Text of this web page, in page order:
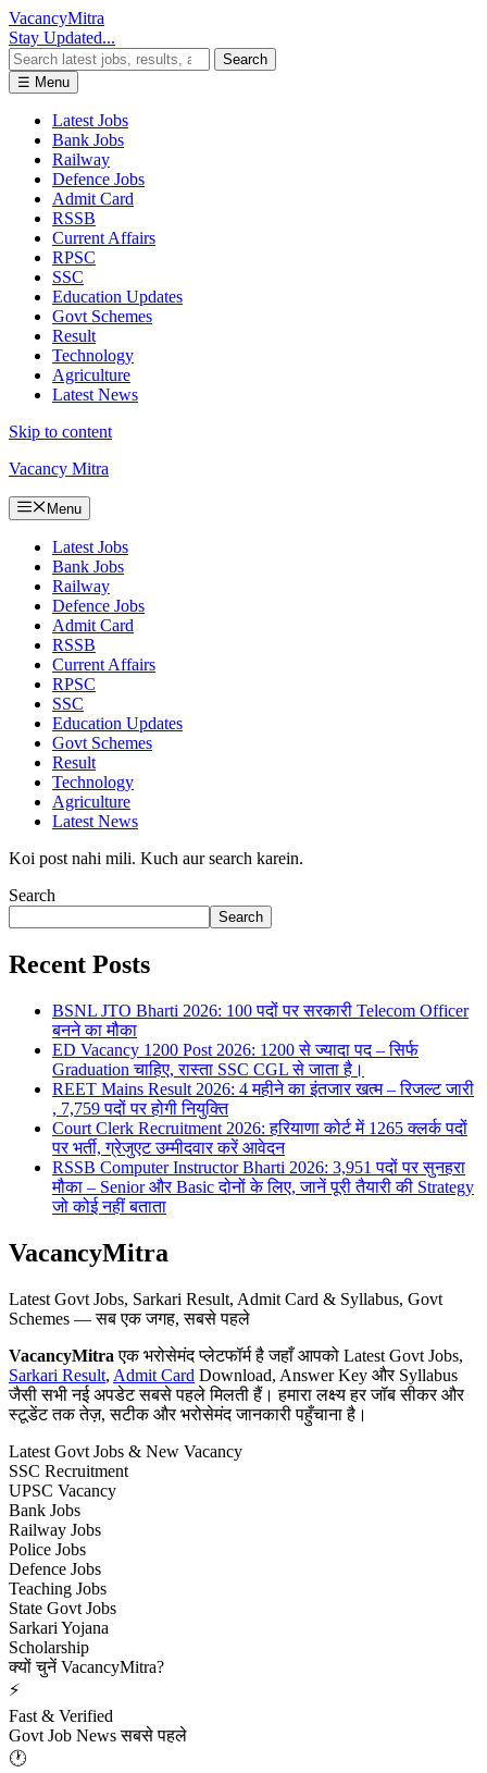
VacancyMitra
Stay Updated...
Search
☰ Menu
Latest Jobs
Bank Jobs
Railway
Defence Jobs
Admit Card
RSSB
Current Affairs
RPSC
SSC
Education Updates
Govt Schemes
Result
Technology
Agriculture
Latest News
Skip to content
Vacancy Mitra
Menu
Latest Jobs
Bank Jobs
Railway
Defence Jobs
Admit Card
RSSB
Current Affairs
RPSC
SSC
Education Updates
Govt Schemes
Result
Technology
Agriculture
Latest News
Koi post nahi mili. Kuch aur search karein.
Search
Search
Recent Posts
BSNL JTO Bharti 2026: 100 पदों पर सरकारी Telecom Officer
बनने का मौका
ED Vacancy 1200 Post 2026: 1200 से ज्यादा पद – सिर्फ
Graduation चाहिए, रास्ता SSC CGL से जाता है।
REET Mains Result 2026: 4 महीने का इंतजार खत्म – रिजल्ट जारी
, 7,759 पदों पर होगी नियुक्ति
Court Clerk Recruitment 2026: हरियाणा कोर्ट में 1265 क्लर्क पदों
पर भर्ती, ग्रेजुएट उम्मीदवार करें आवेदन
RSSB Computer Instructor Bharti 2026: 3,951 पदों पर सुनहरा
मौका – Senior और Basic दोनों के लिए, जानें पूरी तैयारी की Strategy
जो कोई नहीं बताता
VacancyMitra
Latest Govt Jobs, Sarkari Result, Admit Card & Syllabus, Govt
Schemes — सब एक जगह, सबसे पहले
VacancyMitra एक भरोसेमंद प्लेटफॉर्म है जहाँ आपको Latest Govt Jobs,
Sarkari Result, Admit Card Download, Answer Key और Syllabus
जैसी सभी नई अपडेट सबसे पहले मिलती हैं। हमारा लक्ष्य हर जॉब सीकर और
स्टूडेंट तक तेज़, सटीक और भरोसेमंद जानकारी पहुँचाना है।
Latest Govt Jobs & New Vacancy
SSC Recruitment
UPSC Vacancy
Bank Jobs
Railway Jobs
Police Jobs
Defence Jobs
Teaching Jobs
State Govt Jobs
Sarkari Yojana
Scholarship
क्यों चुनें VacancyMitra?
⚡
Fast & Verified
Govt Job News सबसे पहले
🕐